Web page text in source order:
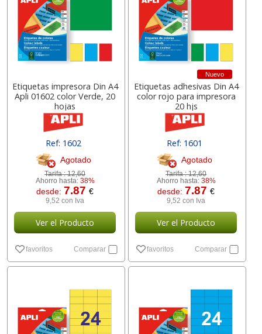
Etiquetas impresora Din A4
Apli 01602 color Verde, 20
hojas
Ref: 1602
Agotado
Tarifa :12,60
Ahorro hasta: 38%
desde: 7.87€
9,52 con Iva
Ver el Producto
favoritos Comparar
Nuevo
Etiquetas adhesivas Din A4
color rojo para impresora
20 hjs
Ref: 1601
Agotado
Tarifa :12,60
Ahorro hasta: 38%
desde: 7.87€
9,52 con Iva
Ver el Producto
favoritos Comparar